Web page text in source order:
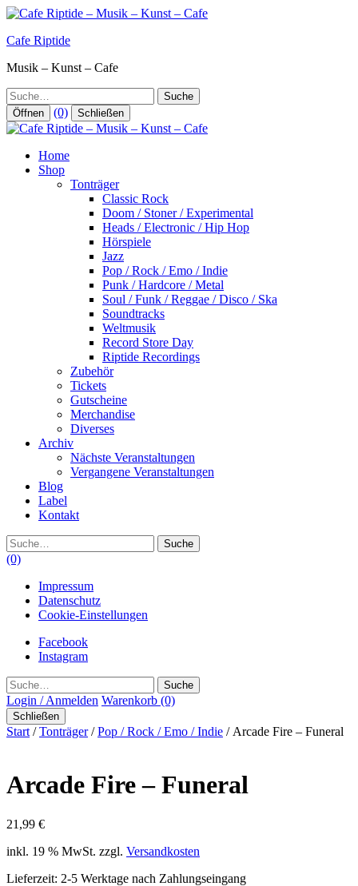
Zum
springen
Cafe Riptide
Musik – Kunst – Cafe
Suche
Öffnen (0) Schließen
Home
Shop
Tonträger
Classic Rock
Doom / Stoner / Experimental
Heads / Electronic / Hip Hop
Hörspiele
Jazz
Pop / Rock / Emo / Indie
Punk / Hardcore / Metal
Soul / Funk / Reggae / Disco / Ska
Soundtracks
Weltmusik
Record Store Day
Riptide Recordings
Zubehör
Tickets
Gutscheine
Merchandise
Diverses
Archiv
Nächste Veranstaltungen
Vergangene Veranstaltungen
Blog
Label
Kontakt
Suche
(0)
Impressum
Datenschutz
Cookie-Einstellungen
Facebook
Instagram
Suche
Login / Anmelden Warenkorb (0)
Schließen
Start /Tonträger/Pop / Rock / Emo / Indie / Arcade Fire – Funeral
Arcade Fire – Funeral
21,99 €
inkl. 19 % MwSt. zzgl. Versandkosten
Lieferzeit: 2-5 Werktage nach Zahlungseingang